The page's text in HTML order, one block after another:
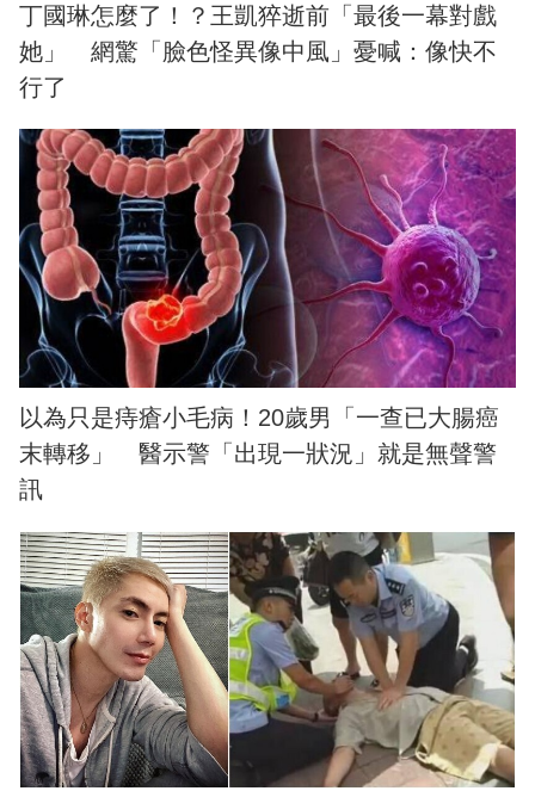
丁國琳怎麼了！？王凱猝逝前「最後一幕對戲
她」 網驚「臉色怪異像中風」憂喊：像快不
行了
以為只是痔瘡小毛病！20歲男「一查已大腸癌
末轉移」 醫示警「出現一狀況」就是無聲警
訊